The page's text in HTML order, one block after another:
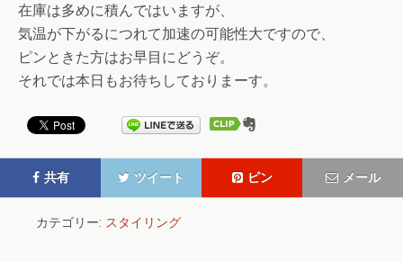
在庫は多めに積んではいますが、
気温が下がるにつれて加速の可能性大ですので、
ピンときた方はお早目にどうぞ。
それでは本日もお待ちしておりまーす。
共有 ツイート ピン メール
カテゴリー: スタイリング